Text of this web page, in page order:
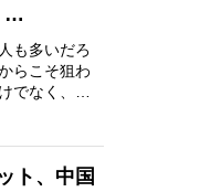
…
も多いだろ
らこそ狙わ
でなく、中
ト、中国